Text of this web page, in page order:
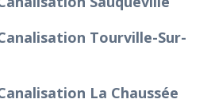
Tourville-Sur-
La Chaussée